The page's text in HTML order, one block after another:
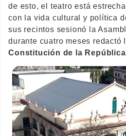
de esto, el teatro está
con la vida cultural y política
sus recintos sesionó la
durante cuatro meses redactó
Constitución de la